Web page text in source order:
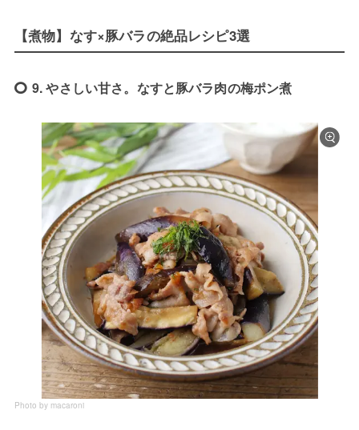
【煮物】なす×豚バラの絶品レシピ3選
9. やさしい甘さ。なすと豚バラ肉の梅ポン煮
Photo by macaroni